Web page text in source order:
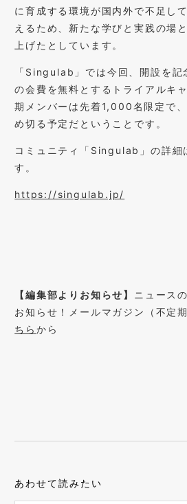
に育成する環境が国内外で不足し
えるため、新たな学びと実践の場
上げたとしています。
「Singulab」では今回、開設を記
の会費を無料とするトライアルキ
期メンバーは先着1,000名限定で
め切る予定だということです。
コミュニティ「Singulab」の詳細
す。
https://singulab.jp/
【編集部よりお知らせ】
ニュース
お知らせ！メールマガジン（不定
ちら から
あわせて読みたい